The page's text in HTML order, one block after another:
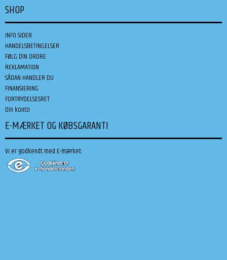
SHOP
INFO SIDER
HANDELSBETINGELSER
FØLG DIN ORDRE
REKLAMATION
SÅDAN HANDLER DU
FINANSIERING
FORTRYDELSESRET
Din konto
E-MÆRKET OG KØBSGARANTI
Vi er godkendt med E-mærket: